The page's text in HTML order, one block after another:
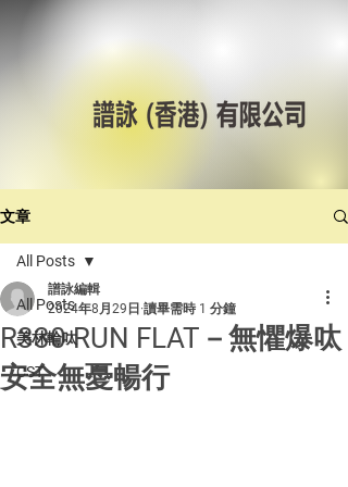
文章
All Posts
美林輪呔
CST
All Posts
R330 RUN FLAT－無懼爆呔
安全無憂暢行
譜詠編輯
2024年8月29日 讀畢需時 1 分鐘